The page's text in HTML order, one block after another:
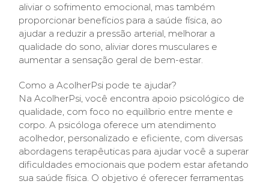
aliviar o sofrimento emocional, mas também
proporcionar benefícios para a saúde física, ao
ajudar a reduzir a pressão arterial, melhorar a
qualidade do sono, aliviar dores musculares e
aumentar a sensação geral de bem-estar.
Como a AcolherPsi pode te ajudar?
Na AcolherPsi, você encontra apoio psicológico de
qualidade, com foco no equilíbrio entre mente e
corpo. A psicóloga oferece um atendimento
acolhedor, personalizado e eficiente, com diversas
abordagens terapêuticas para ajudar você a superar
dificuldades emocionais que podem estar afetando
sua saúde física. O objetivo é oferecer ferramentas